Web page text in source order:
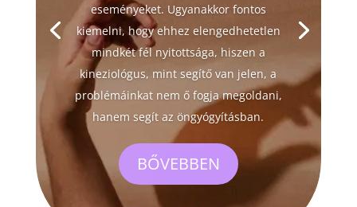
eseményeket. Ugyanakkor fontos
kiemelni, hogy ehhez elengedhetetlen
mindkét fél nyitottsága, hiszen a
kineziológus, mint segítő van jelen, a
problémáinkat nem ő fogja megoldani,
hanem segít az öngyógyításban.
BŐVEBBEN